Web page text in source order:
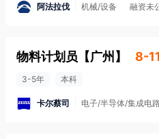
阿法拉伐 机械/设备 融资未
物料计划员 【广州 】 8-
3-5年 本科
卡尔蔡司 电子/半导体/集成电